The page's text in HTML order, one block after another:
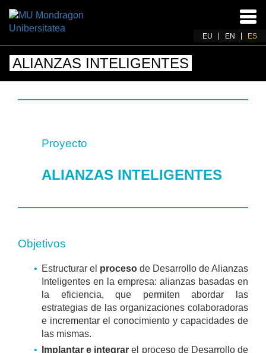
EU EN ES
ALIANZAS INTELIGENTES
Proyecto
ALIANZAS INTELIGENTES
Objetivos
Estructurar el proceso de Desarrollo de Alianzas
Inteligentes en la empresa: alianzas basadas en
la eficiencia, que permiten abordar las
estrategias de las organizaciones colaboradoras
e incrementar el conocimiento y capacidades de
las mismas.
Implantar e integrar el proceso de Desarrollo de